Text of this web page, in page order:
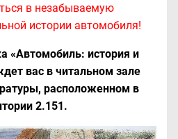
в незабываемую
истории автомобиля!
«Автомобиль: история и
вас в читальном зале
расположенном в
2.151.